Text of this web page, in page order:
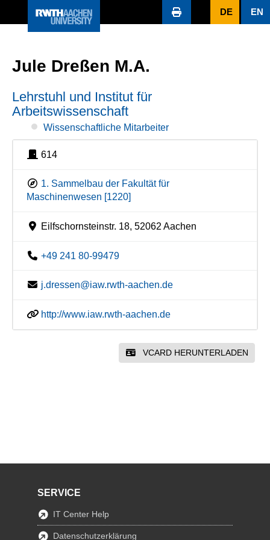
DE EN
Jule Dreßen M.A.
Lehrstuhl und Institut für
Arbeitswissenschaft
Wissenschaftliche Mitarbeiter
614
1. Sammelbau der Fakultät für
Maschinenwesen [1220]
Eilfschornsteinstr. 18, 52062 Aachen
+49 241 80-99479
j.dressen@iaw.rwth-aachen.de
http://www.iaw.rwth-aachen.de
VCARD HERUNTERLADEN
SERVICE
IT Center Help
Datenschutzerklärung